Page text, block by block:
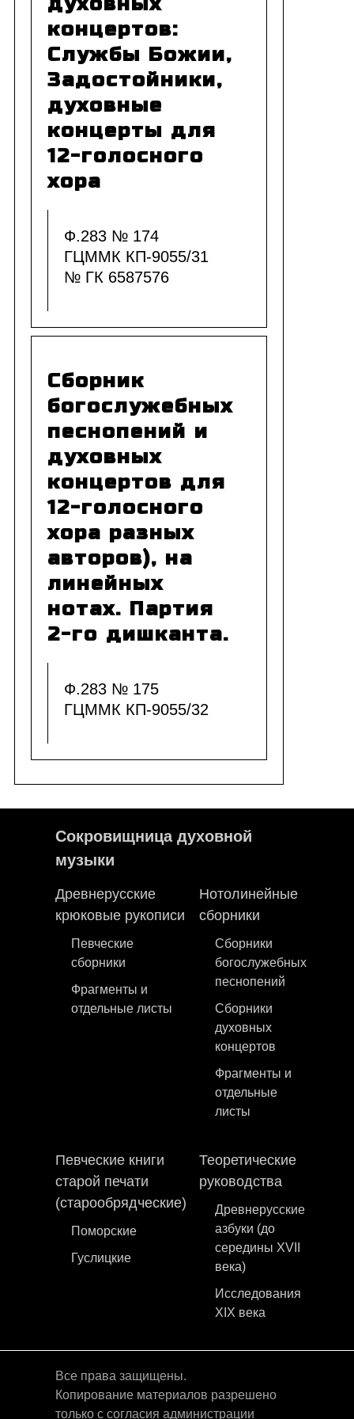
концертов:
Службы Божии,
Задостойники,
духовные
концерты для
12-голосного
хора
Ф.283 № 174
ГЦММК КП-9055/31
№ ГК 6587576
Сборник
богослужебных
песнопений и
духовных
концертов для
12-голосного
хора разных
авторов), на
линейных
нотах. Партия
2-го дишканта.
Ф.283 № 175
ГЦММК КП-9055/32
Сокровищница духовной
музыки
Древнерусские
крюковые рукописи
Певческие
сборники
Фрагменты и
отдельные листы
Нотолинейные
сборники
Сборники
богослужебных
песнопений
Сборники
духовных
концертов
Фрагменты и
отдельные
листы
Певческие книги
старой печати
(старообрядческие)
Поморские
Гуслицкие
Теоретические
руководства
Древнерусские
азбуки (до
середины XVII
века)
Исследования
XIX века
Все права защищены.
Копирование материалов разрешено
только с согласия администрации